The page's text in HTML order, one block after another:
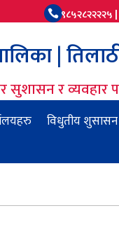
९८५२८२२२२५
|
सुशासन र
विधुतीय